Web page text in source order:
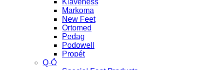
Klaveness
Markoma
New Feet
Ortomed
Pedag
Podowell
Propét
Q-Ö